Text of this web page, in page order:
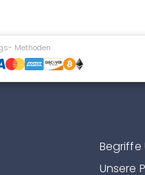
Methoden
Begriffe
Unsere